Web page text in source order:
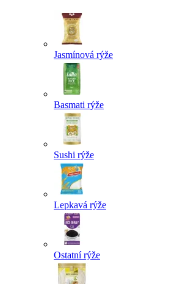
Jasmínová rýže
Basmati rýže
Sushi rýže
Lepkavá rýže
Ostatní rýže